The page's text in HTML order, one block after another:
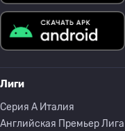
Лиги
Серия A Италия
Английская Премьер Лига